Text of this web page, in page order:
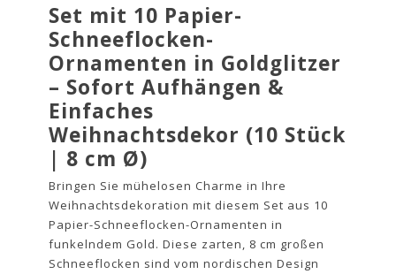
Set mit 10 Papier-
Schneeflocken-
Ornamenten in Goldglitzer
– Sofort Aufhängen &
Einfaches
Weihnachtsdekor (10 Stück
| 8 cm Ø)
Bringen Sie mühelosen Charme in Ihre
Weihnachtsdekoration mit diesem Set aus 10
Papier-Schneeflocken-Ornamenten in
funkelndem Gold. Diese zarten, 8 cm großen
Schneeflocken sind vom nordischen Design